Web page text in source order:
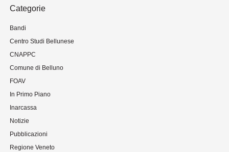
Categorie
Bandi
Centro Studi Bellunese
CNAPPC
Comune di Belluno
FOAV
In Primo Piano
Inarcassa
Notizie
Pubblicazioni
Regione Veneto